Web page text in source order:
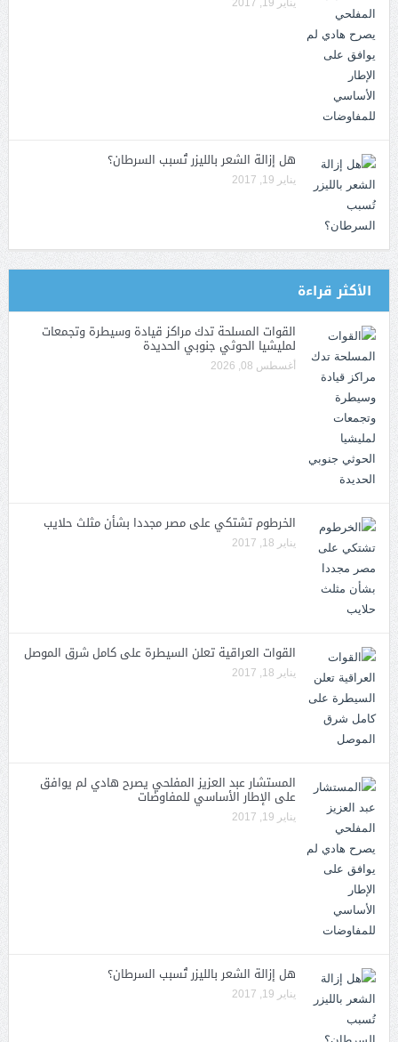
يناير 19, 2017
هل إزالة الشعر بالليزر تُسبب السرطان؟
يناير 19, 2017
الأكثر قراءة
القوات المسلحة تدك مراكز قيادة وسيطرة وتجمعات
لمليشيا الحوثي جنوبي الحديدة
أغسطس 08, 2026
الخرطوم تشتكي على مصر مجددا بشأن مثلث حلايب
يناير 18, 2017
القوات العراقية تعلن السيطرة على كامل شرق الموصل
يناير 18, 2017
المستشار عبد العزيز المفلحي يصرح هادي لم يوافق
على الإطار الأساسي للمفاوضات
يناير 19, 2017
هل إزالة الشعر بالليزر تُسبب السرطان؟
يناير 19, 2017